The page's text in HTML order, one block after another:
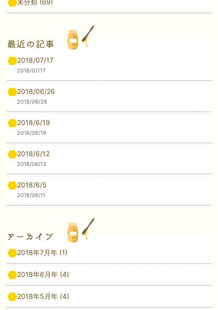
2018/07/17
2018/07/17
2018/06/26
2018/06/26
2018/6/19
2018/06/19
2018/6/12
2018/06/13
2018/6/5
2018/06/11
2018年7月年 (1)
2018年6月年 (4)
2018年5月年 (4)